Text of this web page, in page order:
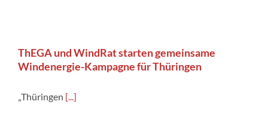
ThEGA und WindRat starten gemeinsame
Windenergie-Kampagne für Thüringen
„Thüringen [...]